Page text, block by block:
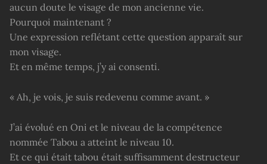
aucun doute le visage de mon ancienne vie.
Pourquoi maintenant ?
Une expression reflétant cette question apparaît sur
mon visage.
Et en même temps, j’y ai consenti.
« Ah, je vois, je suis redevenu comme avant. »
J’ai évolué en Oni et le niveau de la compétence
nommée Tabou a atteint le niveau 10.
Et ce qui était tabou était suffisamment destructeur